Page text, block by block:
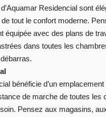
Residencial sont
tout le confort moderne.
équipée avec des plans de
dans toutes les
bénéficie d’un
de marche de toutes les
Pensez aux magasins,